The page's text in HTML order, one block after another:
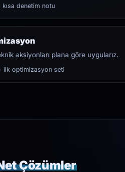
denetim notu
aksiyonları plana göre uygularız.
ilk optimizasyon seti
Çözümler